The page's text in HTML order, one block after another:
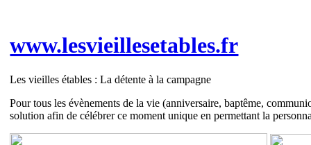
www.lesvieillesetables.fr
Les vieilles étables : La détente à la campagne
Pour tous les évènements de la vie (anniversaire, baptême,
solution afin de célébrer ce moment unique en permettant la